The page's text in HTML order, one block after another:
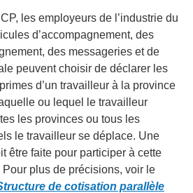
les employeurs de l’industrie du
d’accompagnement, des
des messageries et de
peuvent choisir de déclarer les
d’un travailleur à la province
ou lequel le travailleur
les provinces ou tous les
le travailleur se déplace. Une
être faite pour participer à cette
plus de précisions, voir le
de cotisation parallèle